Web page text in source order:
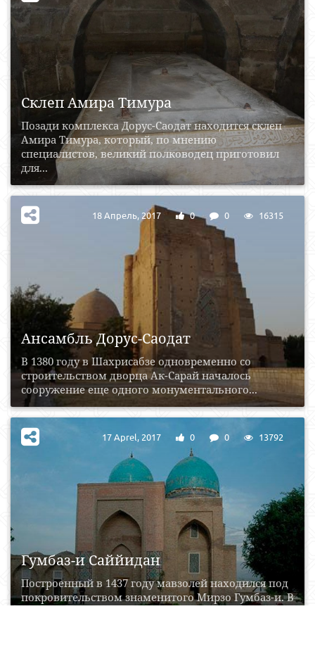
Склеп Амира Тимура
Позади комплекса Дорус-Саодат находится склеп
Амира Тимура, который, по мнению
специалистов, великий полководец приготовил
для...
Ансамбль Дорус-Саодат
В 1380 году в Шахрисабзе одновременно со
строительством дворца Ак-Сарай началось
сооружение еще одного монументального...
18 Апрель, 2017 0 0 16315
Гумбаз-и Саййидан
Построенный в 1437 году мавзолей находился под
покровительством знаменитого Мирзо Гумбаз-и. В
17 Aprel, 2017 0 0 13792